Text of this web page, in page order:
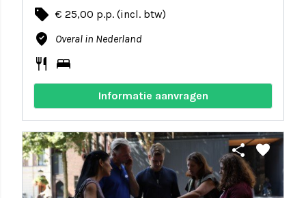
local_offer € 25,00 p.p. (incl. btw)
where_to_vote Overal in Nederland
restaurant bed
Informatie aanvragen
share favorite